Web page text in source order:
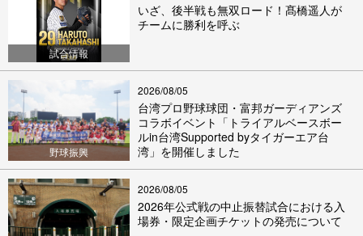
試合情報
いざ、後半戦も無双ロード！髙橋遥人が
チームに勝利を呼ぶ
野球振興
2026/08/05
台湾プロ野球球団・富邦ガーディアンズ
コラボイベント「トライアルベースボー
ルin台湾Supported byタイガーエア台
湾」を開催しました
2026/08/05
2026年公式戦の中止振替試合における入
場券・限定企画チケットの発売について